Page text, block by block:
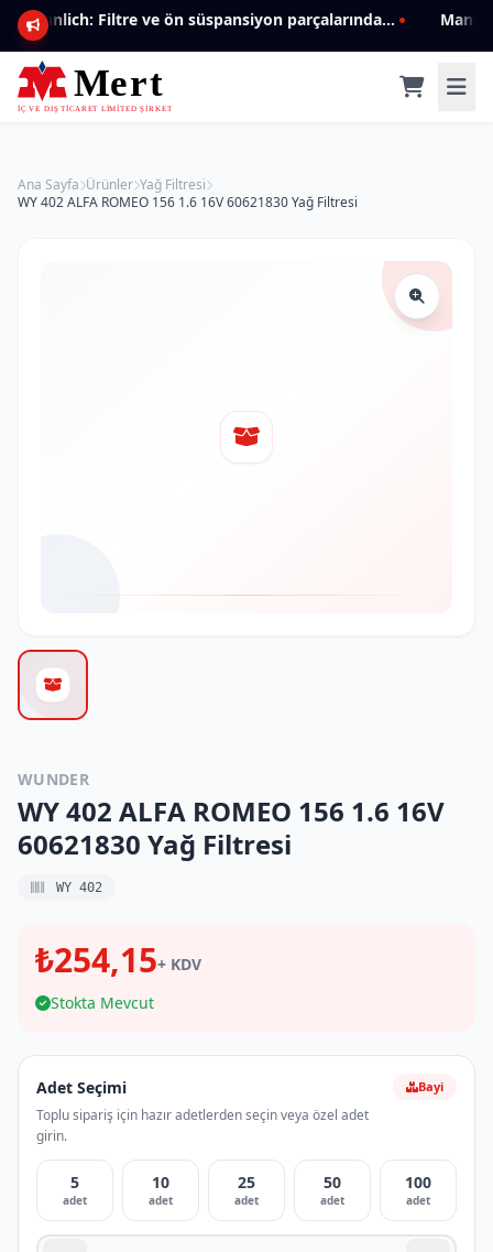
Mannlich: Filtre ve ön süspansiyon parçalarında genişleyen ürün yelpazesiyle kalite ve güven.
Ana Sayfa Ürünler Yağ Filtresi
WY 402 ALFA ROMEO 156 1.6 16V 60621830 Yağ Filtresi
WUNDER
WY 402 ALFA ROMEO 156 1.6 16V
60621830 Yağ Filtresi
WY 402
₺254,15+ KDV
Stokta Mevcut
Adet Seçimi
Toplu sipariş için hazır adetlerden seçin veya özel adet
girin.
Bayi
5
adet
10
adet
25
adet
50
adet
100
adet